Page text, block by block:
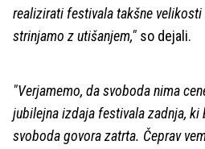
realizirati festivala takšne
strinjamo z utišanjem," so dejali.
"Verjamemo, da svoboda nima
jubilejna izdaja festivala zadnja, ki
svoboda govora zatrta. Čeprav